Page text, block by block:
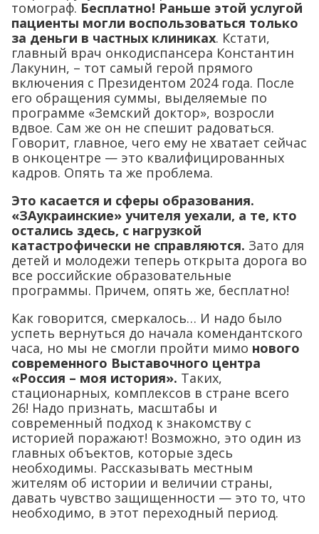
томограф. Бесплатно! Раньше этой услугой
пациенты могли воспользоваться только
за деньги в частных клиниках. Кстати,
главный врач онкодиспансера Константин
Лакунин, – тот самый герой прямого
включения с Президентом 2024 года. После
его обращения суммы, выделяемые по
программе «Земский доктор», возросли
вдвое. Сам же он не спешит радоваться.
Говорит, главное, чего ему не хватает сейчас
в онкоцентре — это квалифицированных
кадров. Опять та же проблема.
Это касается и сферы образования.
«ЗАукраинские» учителя уехали, а те, кто
остались здесь, с нагрузкой
катастрофически не справляются. Зато для
детей и молодежи теперь открыта дорога во
все российские образовательные
программы. Причем, опять же, бесплатно!
Как говорится, смеркалось… И надо было
успеть вернуться до начала комендантского
часа, но мы не смогли пройти мимо нового
современного Выставочного центра
«Россия – моя история». Таких,
стационарных, комплексов в стране всего
26! Надо признать, масштабы и
современный подход к знакомству с
историей поражают! Возможно, это один из
главных объектов, которые здесь
необходимы. Рассказывать местным
жителям об истории и величии страны,
давать чувство защищенности — это то, что
необходимо, в этот переходный период.